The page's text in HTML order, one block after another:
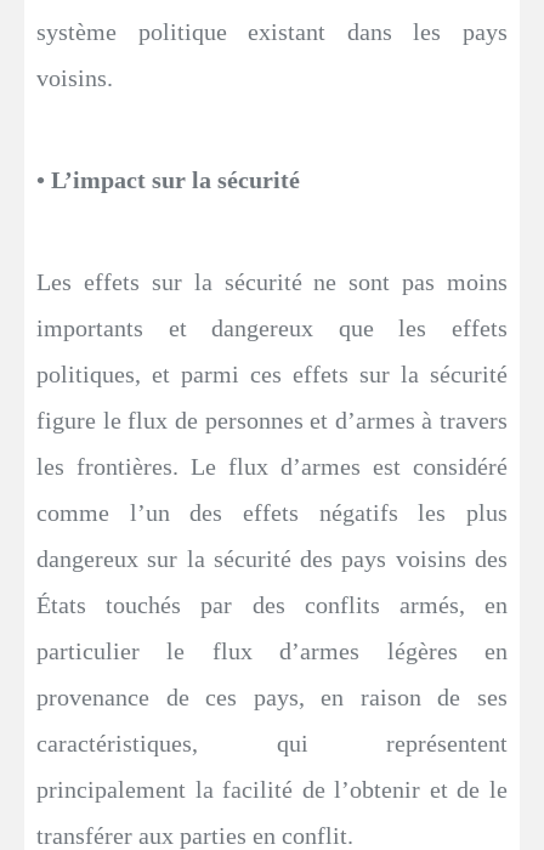
système politique existant dans les pays
voisins.
• L’impact sur la sécurité
Les effets sur la sécurité ne sont pas moins
importants et dangereux que les effets
politiques, et parmi ces effets sur la sécurité
figure le flux de personnes et d’armes à travers
les frontières. Le flux d’armes est considéré
comme l’un des effets négatifs les plus
dangereux sur la sécurité des pays voisins des
États touchés par des conflits armés, en
particulier le flux d’armes légères en
provenance de ces pays, en raison de ses
caractéristiques, qui représentent
principalement la facilité de l’obtenir et de le
transférer aux parties en conflit.